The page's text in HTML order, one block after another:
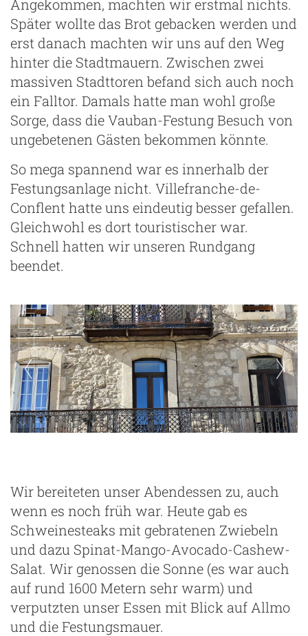
Angekommen, machten wir erstmal nichts.
Später wollte das Brot gebacken werden und
erst danach machten wir uns auf den Weg
hinter die Stadtmauern. Zwischen zwei
massiven Stadttoren befand sich auch noch
ein Falltor. Damals hatte man wohl große
Sorge, dass die Vauban-Festung Besuch von
ungebetenen Gästen bekommen könnte.
So mega spannend war es innerhalb der
Festungsanlage nicht. Villefranche-de-
Conflent hatte uns eindeutig besser gefallen.
Gleichwohl es dort touristischer war.
Schnell hatten wir unseren Rundgang
beendet.
Wir bereiteten unser Abendessen zu, auch
wenn es noch früh war. Heute gab es
Schweinesteaks mit gebratenen Zwiebeln
und dazu Spinat-Mango-Avocado-Cashew-
Salat. Wir genossen die Sonne (es war auch
auf rund 1600 Metern sehr warm) und
verputzten unser Essen mit Blick auf Allmo
und die Festungsmauer.